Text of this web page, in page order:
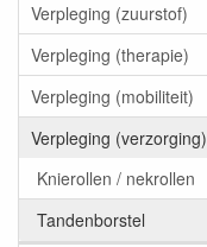
Verpleging (zuurstof)
Verpleging (therapie)
Verpleging (mobiliteit)
Verpleging (verzorging)
Knierollen / nekrollen
Tandenborstel